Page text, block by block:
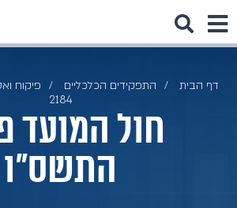
דף הבית התפקידים הכלכליים פיקוח
2184
חול המועד
התשס"ו